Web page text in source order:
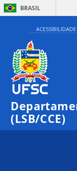
BRASIL
ACESSIBILIDADE
(LSB/CCE)